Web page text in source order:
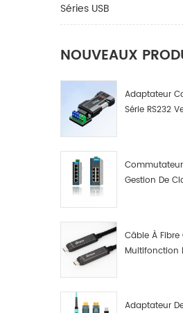
Séries USB
NOUVEAUX
Adaptateur
Série RS232
Gestion De
Câble À
Multifonction
Adaptateur